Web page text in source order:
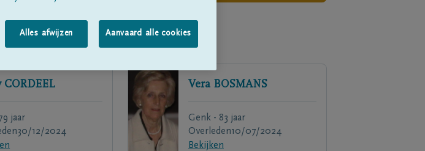
CORDEEL
jaar
30/12/2024
Vera BOSMANS
Genk - 83 jaar
Overleden10/07/2024
Bekijken
Alles afwijzen Aanvaard alle cookies